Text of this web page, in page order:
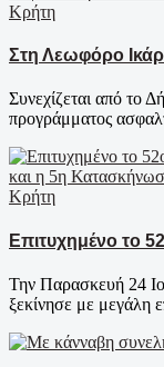
Κρήτη
Στη Λεωφόρο
Συνεχίζεται από το
προγράμματος
Κρήτη
Επιτυχημένο το
Την Παρασκευή 24
ξεκίνησε με μεγάλη